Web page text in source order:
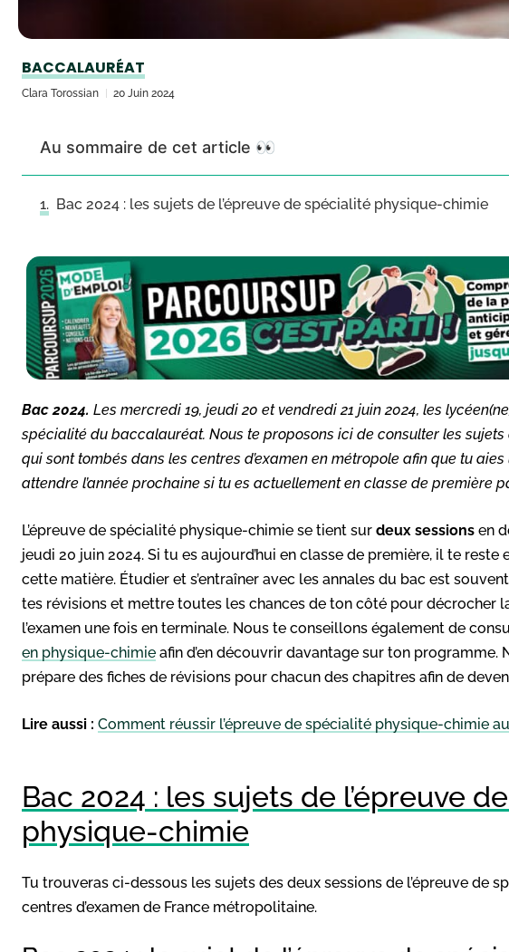
BACCALAURÉAT
Clara Torossian 20 Juin 2024
Au sommaire de cet article 👀
Bac 2024 : les sujets de l’épreuve de spécialité physique-chimie
Bac 2024. Les mercredi 19, jeudi 20 et vendredi 21 juin 2024, les
spécialité du baccalauréat. Nous te proposons ici de consulter les
qui sont tombés dans les centres d’examen en métropole afin que tu
attendre l’année prochaine si tu es actuellement en classe de première
L’épreuve de spécialité physique-chimie se tient sur deux sessions en
jeudi 20 juin 2024. Si tu es aujourd’hui en classe de première, il te
cette matière. Étudier et s’entraîner avec les annales du bac est
tes révisions et mettre toutes les chances de ton côté pour décrocher
l’examen une fois en terminale. Nous te conseillons également de
en physique-chimie afin d’en découvrir davantage sur ton
prépare des fiches de révisions pour chacun des chapitres afin de
Lire aussi : Comment réussir l’épreuve de spécialité physique-chimie
Bac 2024 : les sujets de l’épreuve
physique-chimie
Tu trouveras ci-dessous les sujets des deux sessions de l’épreuve de
centres d’examen de France métropolitaine.